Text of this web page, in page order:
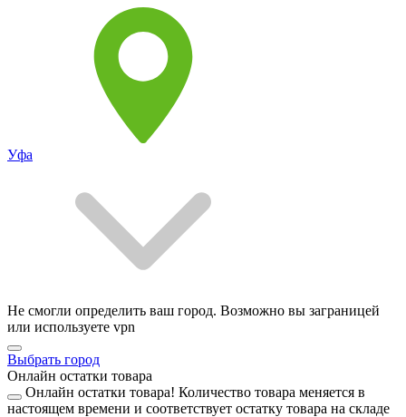
Уфа
Не смогли определить ваш город. Возможно вы заграницей
или используете vpn
Выбрать город
Онлайн остатки товара
Онлайн остатки товара! Количество товара меняется в
настоящем времени и соответствует остатку товара на складе